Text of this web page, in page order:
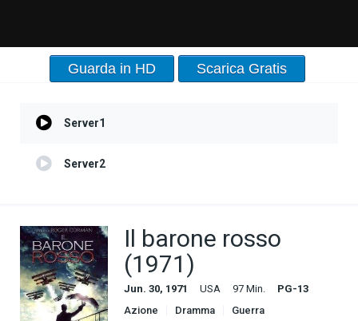
Guarda in HD Scarica Gratis
Server1
Server2
Il barone rosso
(1971)
Jun. 30, 1971 USA 97 Min.
PG-13
Azione
Dramma Guerra